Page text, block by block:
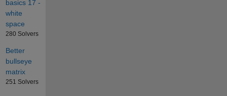
basics 17 -
white
space
280 Solvers
Better
bullseye
matrix
251 Solvers